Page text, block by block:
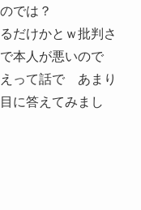
では？
だけかとｗ批判さ
本人が悪いので
って話で あまり
に答えてみまし